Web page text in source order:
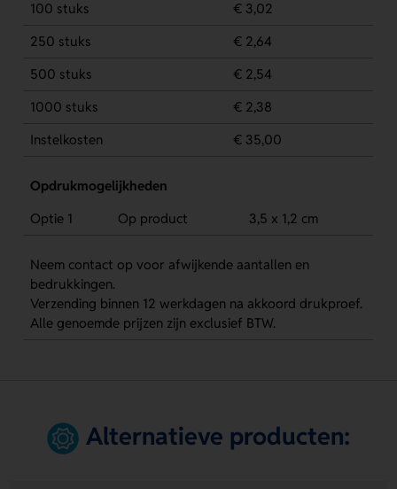
100 stuks
€ 3,02
250 stuks
€ 2,64
500 stuks
€ 2,54
1000 stuks
€ 2,38
Instelkosten
€ 35,00
Opdrukmogelijkheden
Optie 1
Op product 3,5 x 1,2 cm
Neem contact op voor afwijkende aantallen en
bedrukkingen.
Verzending binnen 12 werkdagen na akkoord drukproef.
Alle genoemde prijzen zijn exclusief BTW.
Alternatieve producten: